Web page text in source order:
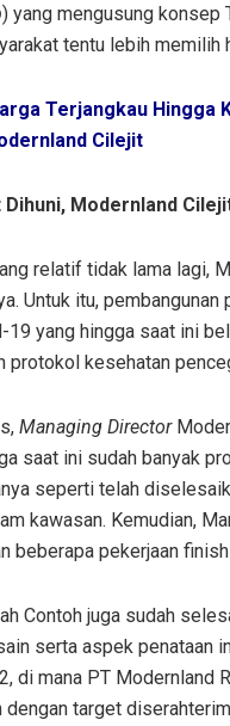
) yang mengusung konsep
tentu lebih memilih
Terjangkau Hingga
Cilejit
Dihuni, Modernland
relatif tidak lama lagi,
Untuk itu,
19 yang hingga saat ini
protokol kesehatan
Managing Director
saat ini sudah banyak
seperti telah
kawasan. Kemudian,
beberapa pekerjaan
Contoh juga sudah
serta aspek penataan
di mana PT Modernland
dengan target